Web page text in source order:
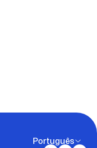
Português